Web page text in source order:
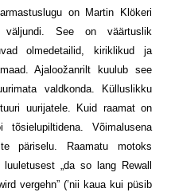
on Martin Klökeri
väljundi. See on väärtuslik
olmedetailid, kiriklikud ja
Ajaloožanrilt kuulub see
valdkonda. Külluslikku
uurijatele. Kuid raamat on
Võimalusena
päriselu. Raamatu motoks
„da so lang Rewall
vergehn” (’nii kaua kui püsib